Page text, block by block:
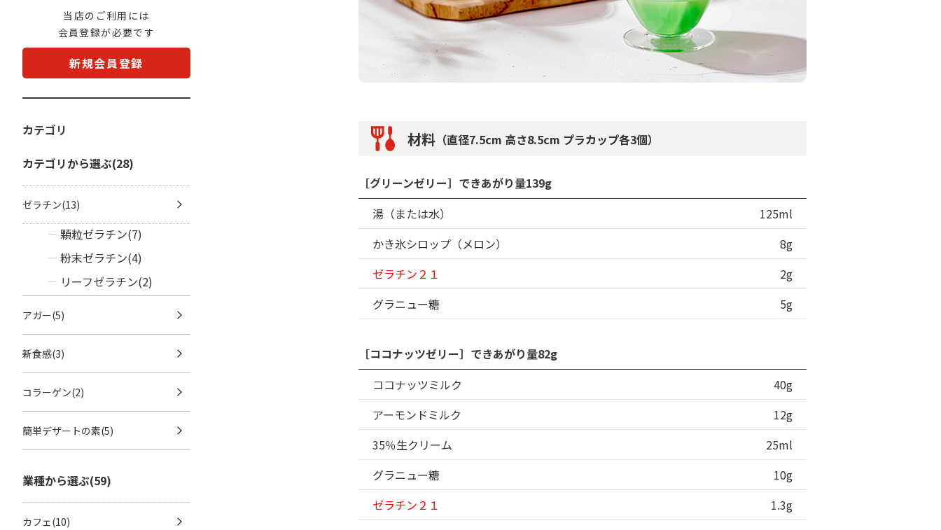
当店のご利用には
会員登録が必要です
新規会員登録
カテゴリ
カテゴリから選ぶ(28)
ゼラチン(13)
顆粒ゼラチン(7)
粉末ゼラチン(4)
リーフゼラチン(2)
アガー(5)
新食感(3)
コラーゲン(2)
簡単デザートの素(5)
業種から選ぶ(59)
カフェ(10)
材料 （直径7.5cm 高さ8.5cm プラカップ各3個）
［グリーンゼリー］できあがり量139g
湯（または水）
125ml
かき氷シロップ（メロン）
8g
ゼラチン２１
2g
グラニュー糖
5g
［ココナッツゼリー］できあがり量82g
ココナッツミルク
40g
アーモンドミルク
12g
35％生クリーム
25ml
グラニュー糖
10g
ゼラチン２１
1.3g